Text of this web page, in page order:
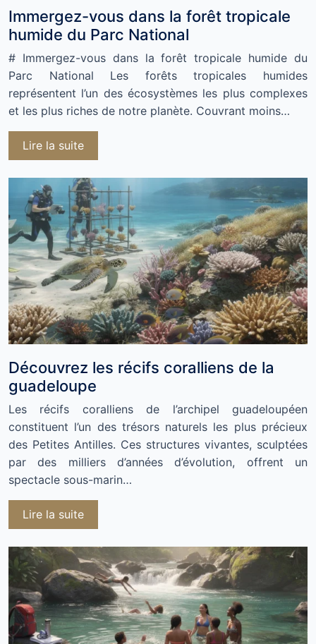
Immergez-vous dans la forêt tropicale
humide du Parc National
# Immergez-vous dans la forêt tropicale humide du
Parc National Les forêts tropicales humides
représentent l’un des écosystèmes les plus complexes
et les plus riches de notre planète. Couvrant moins…
Lire la suite
Découvrez les récifs coralliens de la
guadeloupe
Les récifs coralliens de l’archipel guadeloupéen
constituent l’un des trésors naturels les plus précieux
des Petites Antilles. Ces structures vivantes, sculptées
par des milliers d’années d’évolution, offrent un
spectacle sous-marin…
Lire la suite